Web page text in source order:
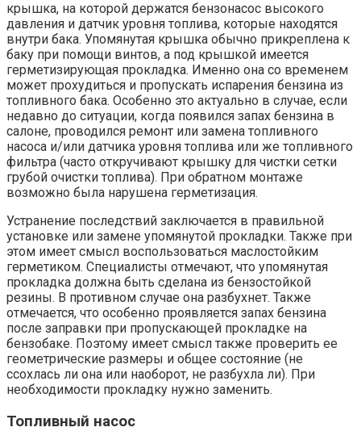
крышка, на которой держатся бензонасос высокого
давления и датчик уровня топлива, которые находятся
внутри бака. Упомянутая крышка обычно прикреплена к
баку при помощи винтов, а под крышкой имеется
герметизирующая прокладка. Именно она со временем
может прохудиться и пропускать испарения бензина из
топливного бака. Особенно это актуально в случае, если
недавно до ситуации, когда появился запах бензина в
салоне, проводился ремонт или замена топливного
насоса и/или датчика уровня топлива или же топливного
фильтра (часто откручивают крышку для чистки сетки
грубой очистки топлива). При обратном монтаже
возможно была нарушена герметизация.
Устранение последствий заключается в правильной
установке или замене упомянутой прокладки. Также при
этом имеет смысл воспользоваться маслостойким
герметиком. Специалисты отмечают, что упомянутая
прокладка должна быть сделана из бензостойкой
резины. В противном случае она разбухнет. Также
отмечается, что особенно проявляется запах бензина
после заправки при пропускающей прокладке на
бензобаке. Поэтому имеет смысл также проверить ее
геометрические размеры и общее состояние (не
ссохлась ли она или наоборот, не разбухла ли). При
необходимости прокладку нужно заменить.
Топливный насос